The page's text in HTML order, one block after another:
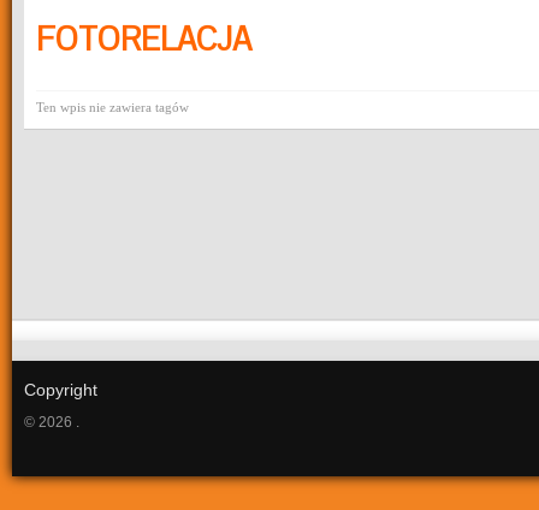
FOTORELACJA
Ten wpis nie zawiera tagów
Copyright
© 2026 .